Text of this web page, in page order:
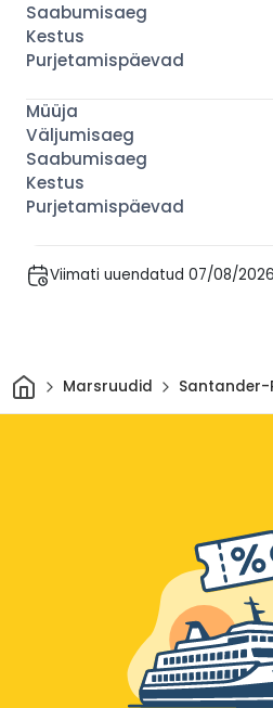
Viimati uuendatud 07/08/
Avaleht
Marsruudid Santander-